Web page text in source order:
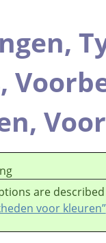
are
voor kleuren”